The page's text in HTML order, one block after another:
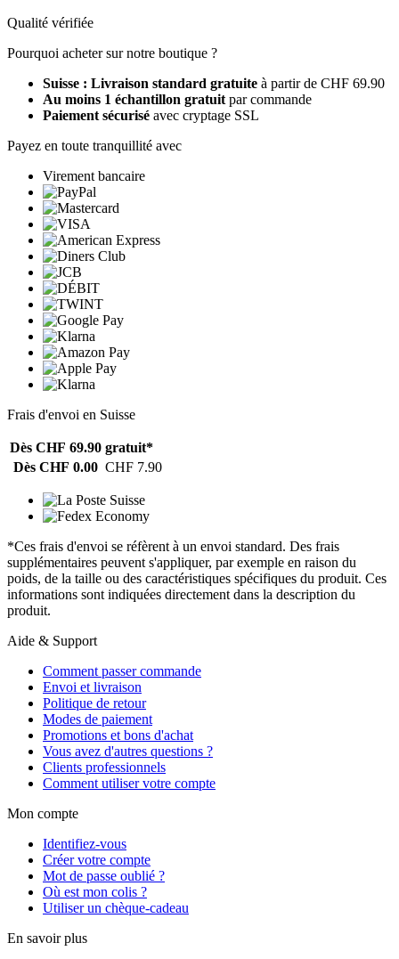
Qualité vérifiée
Pourquoi acheter sur notre boutique ?
Suisse : Livraison standard gratuite à partir de CHF 69.90
Au moins 1 échantillon gratuit par commande
Paiement sécurisé avec cryptage SSL
Payez en toute tranquillité avec
Virement bancaire
Frais d'envoi en Suisse
Dès CHF 69.90 gratuit*
Dès CHF 0.00 CHF 7.90
*Ces frais d'envoi se réfèrent à un envoi standard. Des frais
supplémentaires peuvent s'appliquer, par exemple en raison du
poids, de la taille ou des caractéristiques spécifiques du produit. Ces
informations sont indiquées directement dans la description du
produit.
Aide & Support
Comment passer commande
Envoi et livraison
Politique de retour
Modes de paiement
Promotions et bons d'achat
Vous avez d'autres questions ?
Clients professionnels
Comment utiliser votre compte
Mon compte
Identifiez-vous
Créer votre compte
Mot de passe oublié ?
Où est mon colis ?
Utiliser un chèque-cadeau
En savoir plus